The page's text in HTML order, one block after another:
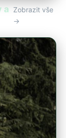
a Zobrazit vše
→